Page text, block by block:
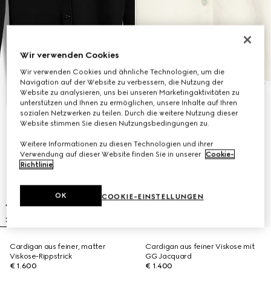
Cardigan aus feiner, matter
Viskose-Rippstrick
€ 1.600
Cardigan aus feiner Viskose mit
GG Jacquard
€ 1.400
Wir verwenden Cookies
Wir verwenden Cookies und ähnliche Technologien, um die
Navigation auf der Website zu verbessern, die Nutzung der
Website zu analysieren, uns bei unseren Marketingaktivitäten zu
unterstützen und Ihnen zu ermöglichen, unsere Inhalte auf Ihren
sozialen Netzwerken zu teilen. Durch die weitere Nutzung dieser
Website stimmen Sie diesen Nutzungsbedingungen zu.
Weitere Informationen zu diesen Technologien und ihrer
Verwendung auf dieser Website finden Sie in unserer Cookie-
Richtlinie.
COOKIE-EINSTELLUNGEN
OK